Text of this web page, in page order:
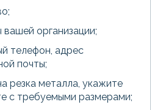
вашей организации;
телефон, адрес
почты;
резка металла, укажите
с требуемыми размерами;